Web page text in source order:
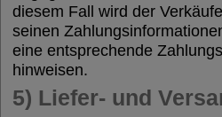
diesem Fall wird der
seinen
eine entsprechende
hinweisen.
5) Liefer- und